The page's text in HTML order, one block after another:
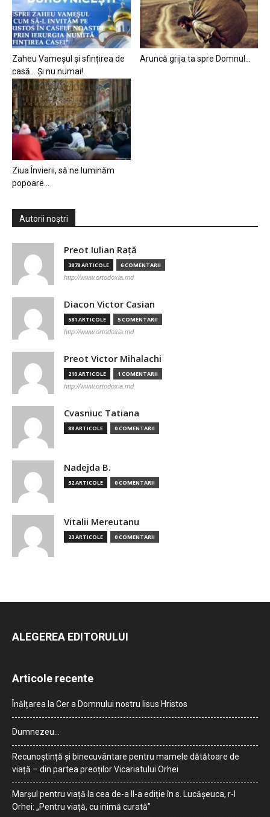
Zaheu Vameșul și sfințirea de
casă… Și nu numai!
Aruncă grija ta spre Domnul…
Ziua Învierii, să ne luminăm
popoare…
Autorii noștri
Preot Iulian Raţă
3878 ARTICOLE 6 COMENTARII
http://www.ortodoxia.md
Diacon Victor Casian
581 ARTICOLE 5 COMENTARII
http://www.ortodoxia.md
Preot Victor Mihalachi
210 ARTICOLE 1 COMENTARII
http://www.ortodoxia.md
Cvasniuc Tatiana
88 ARTICOLE 0 COMENTARII
Nadejda B.
32 ARTICOLE 0 COMENTARII
Vitalii Mereutanu
23 ARTICOLE 0 COMENTARII
ALEGEREA EDITORULUI
Articole recente
Înălțarea la Cer a Domnului nostru Iisus Hristos
Dumnezeu…
Recunoștință și binecuvântare pentru mamele dătătoare de
viață – din partea preoților Vicariatului Orhei
Marșul pentru viață la cea de-a II-a ediție în s. Lucășeuca, r-l
Orhei: „Pentru viață, cu inimă curată”